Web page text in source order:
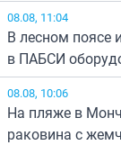
08.08, 11:04
В лесном поясе
в ПАБСИ
08.08, 10:06
На пляже в
раковина с